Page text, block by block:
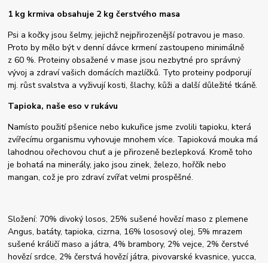
1 kg krmiva obsahuje 2 kg čerstvého masa
Psi a kočky jsou šelmy, jejichž nejpřirozenější potravou je maso.
Proto by mělo být v denní dávce krmení zastoupeno minimálně
z 60 %. Proteiny obsažené v mase jsou nezbytné pro správný
vývoj a zdraví vašich domácích mazlíčků. Tyto proteiny podporují
mj. růst svalstva a vyživují kosti, šlachy, kůži a další důležité tkáně.
Tapioka, naše eso v rukávu
Namísto použití pšenice nebo kukuřice jsme zvolili tapioku, která
zvířecímu organismu vyhovuje mnohem více. Tapioková mouka má
lahodnou ořechovou chuť a je přirozeně bezlepková. Kromě toho
je bohatá na minerály, jako jsou zinek, železo, hořčík nebo
mangan, což je pro zdraví zvířat velmi prospěšné.
Složení: 70% divoký losos, 25% sušené hovězí maso z plemene
Angus, batáty, tapioka, cizrna, 16% lososový olej, 5% mrazem
sušené králičí maso a játra, 4% brambory, 2% vejce, 2% čerstvé
hovězí srdce, 2% čerstvá hovězí játra, pivovarské kvasnice, yucca,